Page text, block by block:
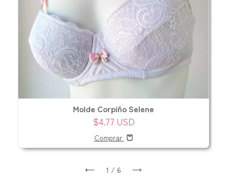
Molde Corpiño Selene
$4.77 USD
Comprar
1 / 6